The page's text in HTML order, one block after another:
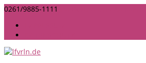
0261/9885-1111